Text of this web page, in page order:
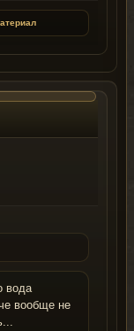
вода
вообще не